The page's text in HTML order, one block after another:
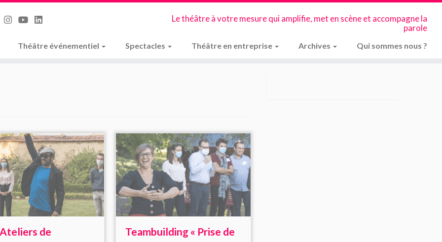
Le théâtre à votre mesure qui amplifie, met en scène et accompagne la
parole
Théâtre événementiel Spectacles Théâtre en entreprise Archives Qui sommes nous ?
de
Teambuilding « Prise de